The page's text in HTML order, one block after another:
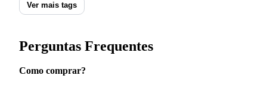
Ver mais tags
Perguntas Frequentes
Como comprar?